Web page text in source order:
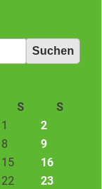
S
S
1
2
8
9
15
16
22
23